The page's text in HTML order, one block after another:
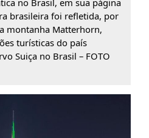
no Brasil, em sua página
brasileira foi refletida, por
montanha Matterhorn,
turísticas do país
Suiça no Brasil – FOTO